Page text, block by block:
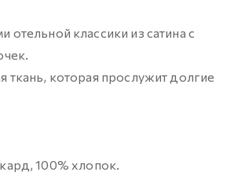
отельной классики из сатина с
ткань, которая прослужит долгие
100% хлопок.